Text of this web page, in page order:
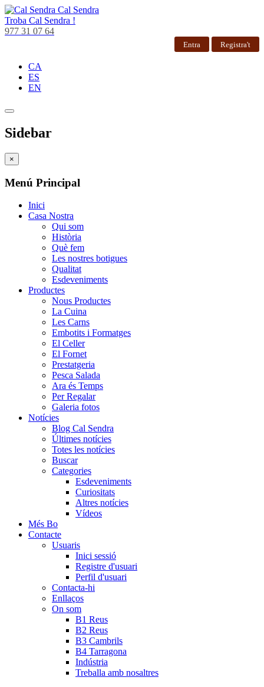
Cal Sendra
Troba Cal Sendra !
977 31 07 64
Entra Registra't
CA
ES
EN
Sidebar
×
Menú Principal
Inici
Casa Nostra
Qui som
Història
Què fem
Les nostres botigues
Qualitat
Esdeveniments
Productes
Nous Productes
La Cuina
Les Carns
Embotits i Formatges
El Celler
El Fornet
Prestatgeria
Pesca Salada
Ara és Temps
Per Regalar
Galeria fotos
Notícies
Blog Cal Sendra
Últimes notícies
Totes les notícies
Buscar
Categories
Esdeveniments
Curiositats
Altres notícies
Vídeos
Més Bo
Contacte
Usuaris
Inici sessió
Registre d'usuari
Perfil d'usuari
Contacta-hi
Enllaços
On som
B1 Reus
B2 Reus
B3 Cambrils
B4 Tarragona
Indústria
Treballa amb nosaltres